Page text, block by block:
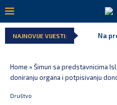
NAJNOVIJE VIJESTI: Na
Home »Šimun sa predstavnicima
doniranju organa i potpisivanju
Društvo